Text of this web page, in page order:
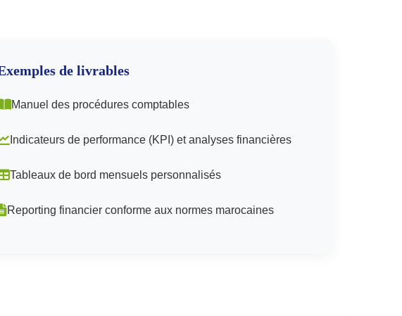
de livrables
Manuel des procédures comptables
Indicateurs de performance (KPI) et analyses financières
Tableaux de bord mensuels personnalisés
Reporting financier conforme aux normes marocaines